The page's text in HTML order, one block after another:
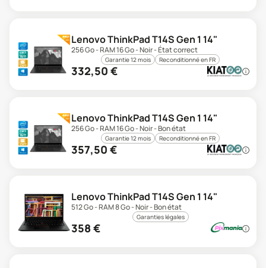
Lenovo ThinkPad T14S Gen 1 14"
256 Go - RAM 16 Go - Noir - État correct
Garantie 12 mois Reconditionné en FR
332,50 €
Lenovo ThinkPad T14S Gen 1 14"
256 Go - RAM 16 Go - Noir - Bon état
Garantie 12 mois Reconditionné en FR
357,50 €
Lenovo ThinkPad T14S Gen 1 14"
512 Go - RAM 8 Go - Noir - Bon état
Garanties légales
358 €